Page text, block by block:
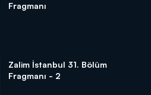
Fragmanı
Zalim İstanbul 31. Bölüm
Fragmanı - 2